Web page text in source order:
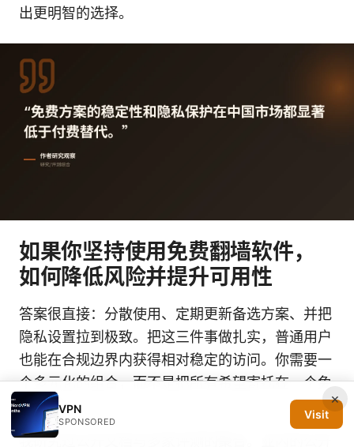
出更明智的选择。
如果你坚持使用免费翻墙软件，
如何降低风险并提升可用性
答案很直接：分散使用、定期更新备选方案、并把
隐私设置拉到极致。把这三件事做扎实，普通用户
也能在合规边界内获得相对稳定的访问。你需要一
个多元化的组合，而不是把所有希望寄托在一个免
费工具上。
我研究过公开文档与多家评测的聚合。业内的公开
×
VPN
SPONSORED
Visit